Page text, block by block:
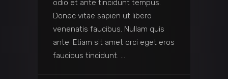
odio et ante tincidunt tempus.
Donec vitae sapien ut libero
venenatis faucibus. Nullam quis
ante. Etiam sit amet orci eget eros
faucibus tincidunt.